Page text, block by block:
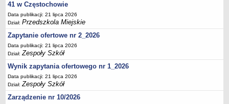
41 w Częstochowie
Data publikacji: 21 lipca 2026
Dział:Przedszkola Miejskie
Zapytanie ofertowe nr 2_2026
Data publikacji: 21 lipca 2026
Dział:Zespoły Szkół
Wynik zapytania ofertowego nr 1_2026
Data publikacji: 21 lipca 2026
Dział:Zespoły Szkół
Zarządzenie nr 10/2026